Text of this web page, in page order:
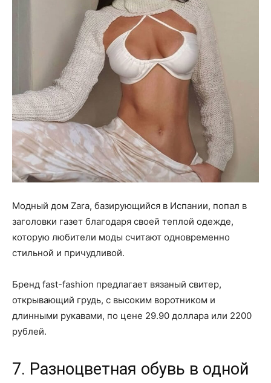
Модный дом Zara, базирующийся в Испании, попал в
заголовки газет благодаря своей теплой одежде,
которую любители моды считают одновременно
стильной и причудливой.
Бренд fast-fashion предлагает вязаный свитер,
открывающий грудь, с высоким воротником и
длинными рукавами, по цене 29.90 доллара или 2200
рублей.
7. Разноцветная обувь в одной